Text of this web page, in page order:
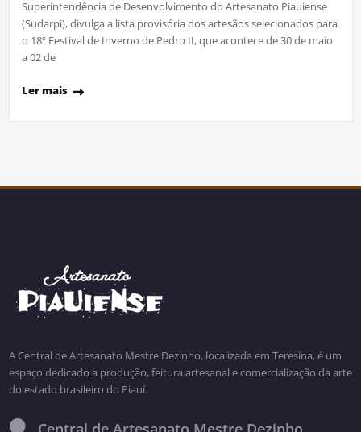
Superintendência de Desenvolvimento do Artesanato Piauiense
(Sudarpi), divulga a lista provisória dos artesãos selecionados para
o 18º Festival de Inverno de Pedro II, que acontece de 30 de maio
a 02 de
Ler mais
A Central de Artesanato Mestre Dezinho, localizada em Teresina, é um
espaço dedicado a produção, feitura artesanal e comercialização da arte
do estado brasileiro do Piauí.